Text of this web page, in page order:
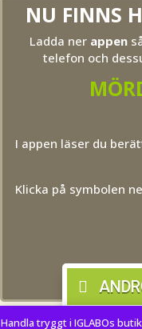
Handla tryggt i IGLABOs
NU FINNS
Ladda ner appen
telefon och
I appen läser du
Klicka på symbolen